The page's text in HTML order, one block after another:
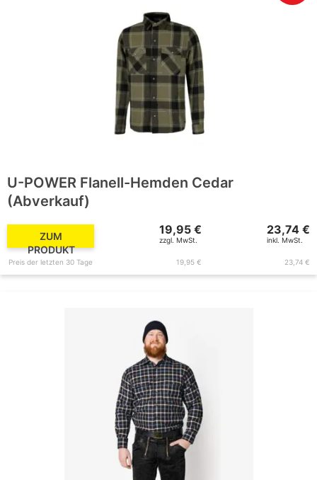
U-POWER Flanell-Hemden Cedar
(Abverkauf)
ZUM
PRODUKT
19,95 €
zzgl. MwSt.
23,74 €
inkl. MwSt.
Preis der letzten 30 Tage 19,95 € 23,74 €